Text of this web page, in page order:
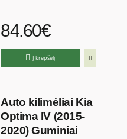
84.60€
Į krepšelį
Auto kilimėliai Kia
Optima IV (2015-
2020) Guminiai